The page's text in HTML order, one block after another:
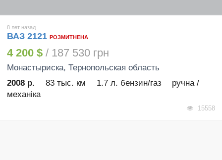
8 лет назад
ВАЗ 2121 РОЗМИТНЕНА
4 200 $ / 187 530 грн
Монастыриска, Тернопольская область
2008 р.
83 тыс. км 1.7 л. бензин/газ
ручна /
механіка
15558